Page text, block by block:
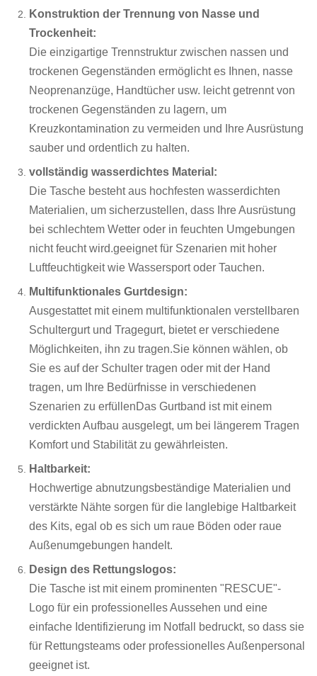
Konstruktion der Trennung von Nasse und
Trockenheit:
Die einzigartige Trennstruktur zwischen nassen und
trockenen Gegenständen ermöglicht es Ihnen, nasse
Neoprenanzüge, Handtücher usw. leicht getrennt von
trockenen Gegenständen zu lagern, um
Kreuzkontamination zu vermeiden und Ihre Ausrüstung
sauber und ordentlich zu halten.
vollständig wasserdichtes Material:
Die Tasche besteht aus hochfesten wasserdichten
Materialien, um sicherzustellen, dass Ihre Ausrüstung
bei schlechtem Wetter oder in feuchten Umgebungen
nicht feucht wird.geeignet für Szenarien mit hoher
Luftfeuchtigkeit wie Wassersport oder Tauchen.
Multifunktionales Gurtdesign:
Ausgestattet mit einem multifunktionalen verstellbaren
Schultergurt und Tragegurt, bietet er verschiedene
Möglichkeiten, ihn zu tragen.Sie können wählen, ob
Sie es auf der Schulter tragen oder mit der Hand
tragen, um Ihre Bedürfnisse in verschiedenen
Szenarien zu erfüllenDas Gurtband ist mit einem
verdickten Aufbau ausgelegt, um bei längerem Tragen
Komfort und Stabilität zu gewährleisten.
Haltbarkeit:
Hochwertige abnutzungsbeständige Materialien und
verstärkte Nähte sorgen für die langlebige Haltbarkeit
des Kits, egal ob es sich um raue Böden oder raue
Außenumgebungen handelt.
Design des Rettungslogos:
Die Tasche ist mit einem prominenten "RESCUE"-
Logo für ein professionelles Aussehen und eine
einfache Identifizierung im Notfall bedruckt, so dass sie
für Rettungsteams oder professionelles Außenpersonal
geeignet ist.